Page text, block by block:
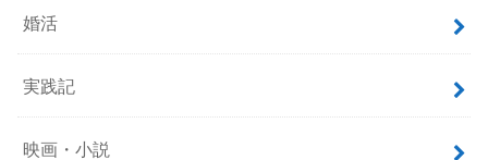
婚活
実践記
映画・小説